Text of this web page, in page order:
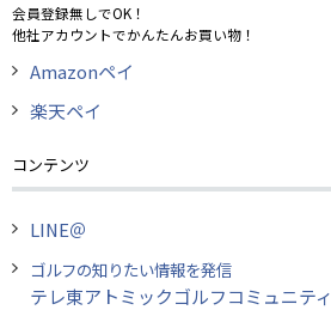
会員登録無しでOK！
他社アカウントでかんたんお買い物！
Amazonペイ
楽天ペイ
コンテンツ
LINE＠
ゴルフの知りたい情報を発信
テレ東アトミックゴルフコミュニティ